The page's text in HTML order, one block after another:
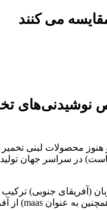
می کنند
نوشیدنی‌های
هنوز محصولات لبنی
در سراسر جهان